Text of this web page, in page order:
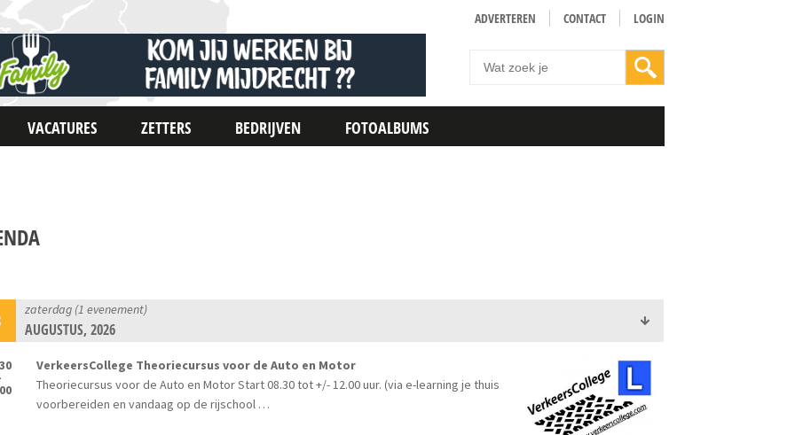
ADVERTEREN CONTACT LOGIN
VACATURES ZETTERS BEDRIJVEN FOTOALBUMS
zaterdag (1 evenement)
AUGUSTUS, 2026
VerkeersCollege Theoriecursus voor de Auto en Motor
Theoriecursus voor de Auto en Motor Start 08.30 tot +/- 12.00 uur. (via e-learning je thuis
voorbereiden en vandaag op de rijschool …